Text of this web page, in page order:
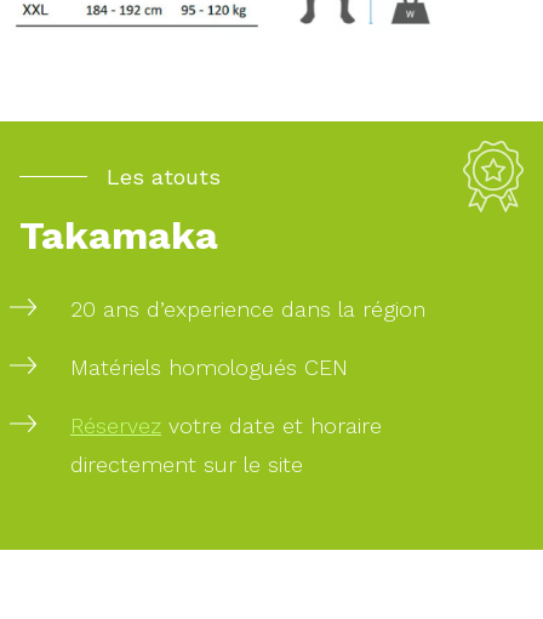
Les atouts
Takamaka
20 ans d’experience dans la région
Matériels homologués CEN
Réservez votre date et horaire
directement sur le site